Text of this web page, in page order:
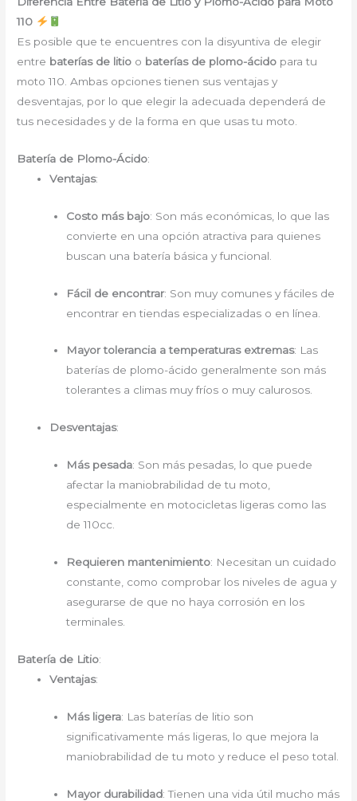
110
Es posible que te encuentres con la disyuntiva de elegir
entre baterías de litio o baterías de plomo-ácido para tu
moto 110. Ambas opciones tienen sus ventajas y
desventajas, por lo que elegir la adecuada dependerá de
tus necesidades y de la forma en que usas tu moto.
Batería de Plomo-Ácido:
Ventajas:
Costo más bajo: Son más económicas, lo que las
convierte en una opción atractiva para quienes
buscan una batería básica y funcional.
Fácil de encontrar: Son muy comunes y fáciles de
encontrar en tiendas especializadas o en línea.
Mayor tolerancia a temperaturas extremas: Las
baterías de plomo-ácido generalmente son más
tolerantes a climas muy fríos o muy calurosos.
Desventajas:
Más pesada: Son más pesadas, lo que puede
afectar la maniobrabilidad de tu moto,
especialmente en motocicletas ligeras como las
de 110cc.
Requieren mantenimiento: Necesitan un cuidado
constante, como comprobar los niveles de agua y
asegurarse de que no haya corrosión en los
terminales.
Batería de Litio:
Ventajas:
Más ligera: Las baterías de litio son
significativamente más ligeras, lo que mejora la
maniobrabilidad de tu moto y reduce el peso total.
Mayor durabilidad: Tienen una vida útil mucho más